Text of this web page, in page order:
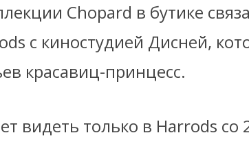
Chopard в бутике
с киностудией Дисней,
красавиц-принцесс.
видеть только в Harrods со